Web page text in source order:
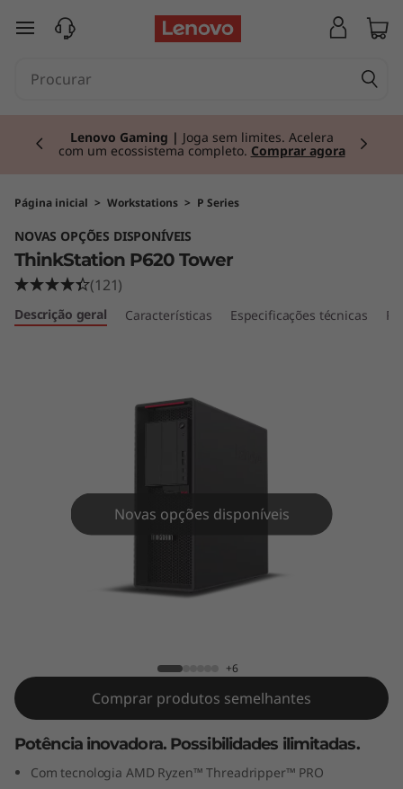
T
S
a
o
w
e
saltar para o conteúdo principal
Lenovo Gaming | Joga sem limites. Acelera
com um ecossistema completo. Comprar agora
Página inicial > Workstations > P Series
NOVAS OPÇÕES DISPONÍVEIS
ThinkStation P620 Tower
(121)
Descrição geral Características Especificações técnicas
Novas opções disponíveis
+6
Comprar produtos semelhantes
Potência inovadora. Possibilidades ilimitadas.
Com tecnologia AMD Ryzen™ Threadripper™ PRO